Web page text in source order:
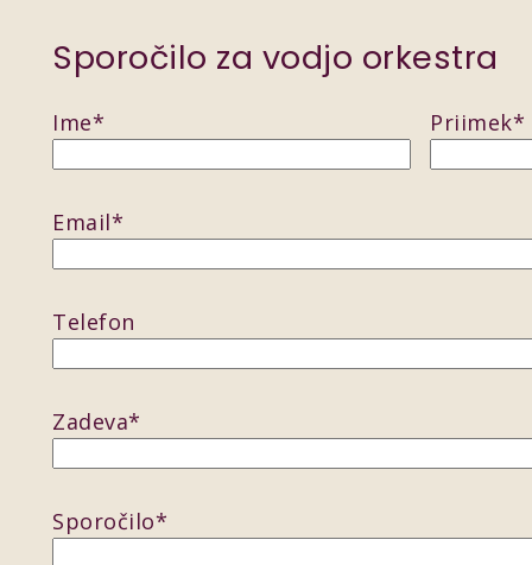
Sporočilo za vodjo orkestra
Ime* Priimek*
Email*
Telefon
Zadeva*
Sporočilo*